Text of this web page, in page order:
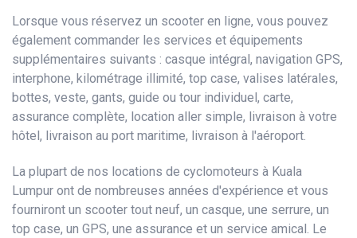
Lorsque vous réservez un scooter en ligne, vous pouvez
également commander les services et équipements
supplémentaires suivants : casque intégral, navigation GPS,
interphone, kilométrage illimité, top case, valises latérales,
bottes, veste, gants, guide ou tour individuel, carte,
assurance complète, location aller simple, livraison à votre
hôtel, livraison au port maritime, livraison à l'aéroport.
La plupart de nos locations de cyclomoteurs à Kuala
Lumpur ont de nombreuses années d'expérience et vous
fourniront un scooter tout neuf, un casque, une serrure, un
top case, un GPS, une assurance et un service amical. Le